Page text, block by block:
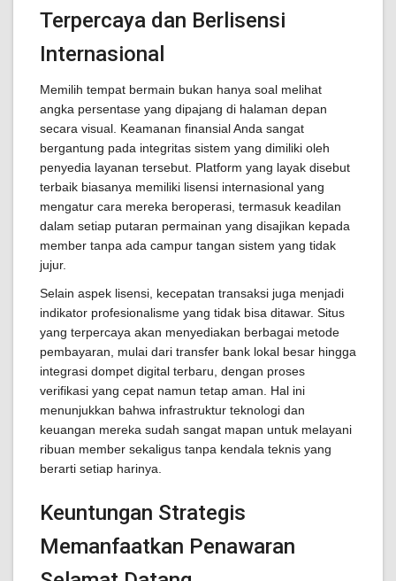
Terpercaya dan Berlisensi
Internasional
Memilih tempat bermain bukan hanya soal melihat
angka persentase yang dipajang di halaman depan
secara visual. Keamanan finansial Anda sangat
bergantung pada integritas sistem yang dimiliki oleh
penyedia layanan tersebut. Platform yang layak disebut
terbaik biasanya memiliki lisensi internasional yang
mengatur cara mereka beroperasi, termasuk keadilan
dalam setiap putaran permainan yang disajikan kepada
member tanpa ada campur tangan sistem yang tidak
jujur.
Selain aspek lisensi, kecepatan transaksi juga menjadi
indikator profesionalisme yang tidak bisa ditawar. Situs
yang terpercaya akan menyediakan berbagai metode
pembayaran, mulai dari transfer bank lokal besar hingga
integrasi dompet digital terbaru, dengan proses
verifikasi yang cepat namun tetap aman. Hal ini
menunjukkan bahwa infrastruktur teknologi dan
keuangan mereka sudah sangat mapan untuk melayani
ribuan member sekaligus tanpa kendala teknis yang
berarti setiap harinya.
Keuntungan Strategis
Memanfaatkan Penawaran